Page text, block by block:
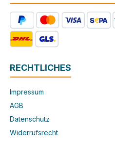
RECHTLICHES
Impressum
AGB
Datenschutz
Widerrufsrecht